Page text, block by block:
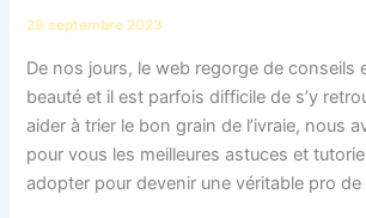
29 septembre 2023
De nos jours, le web regorge de conseils
beauté et il est parfois difficile de s’y
aider à trier le bon grain de l’ivraie, nous
pour vous les meilleures astuces et
adopter pour devenir une véritable pro de